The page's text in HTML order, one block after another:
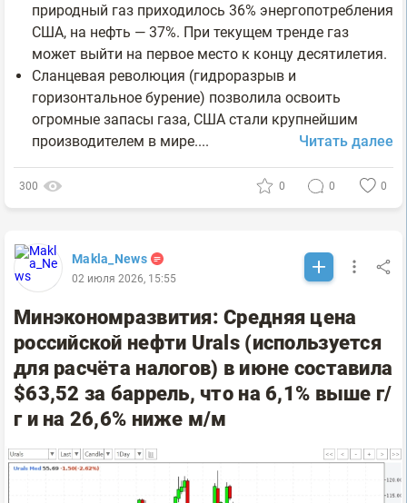
природный газ приходилось 36% энергопотребления
США, на нефть — 37%. При текущем тренде газ
может выйти на первое место к концу десятилетия.
Сланцевая революция (гидроразрыв и
горизонтальное бурение) позволила освоить
огромные запасы газа, США стали крупнейшим
производителем в мире....
Читать далее
300 0 0 0
Makla_News
02 июля 2026, 15:55
Минэкономразвития: Средняя цена
российской нефти Urals (используется
для расчёта налогов) в июне составила
$63,52 за баррель, что на 6,1% выше г/
г и на 26,6% ниже м/м